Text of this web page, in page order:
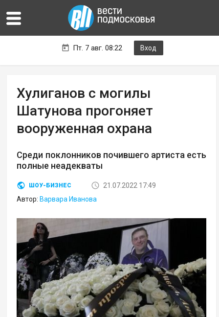
Пт. 7 авг. 08:22 Вход
Хулиганов с могилы
Шатунова прогоняет
вооруженная охрана
Среди поклонников почившего артиста есть
полные неадекваты
ШОУ-БИЗНЕС
21.07.2022 17:49
Автор: Варвара Иванова